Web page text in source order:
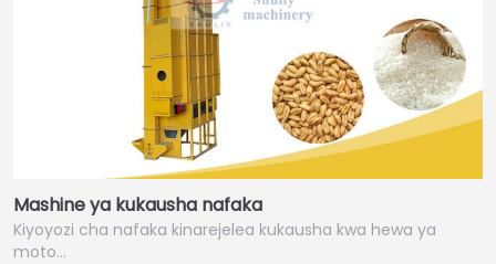
Mashine ya kukausha nafaka
Kiyoyozi cha nafaka kinarejelea kukausha kwa hewa ya
moto…